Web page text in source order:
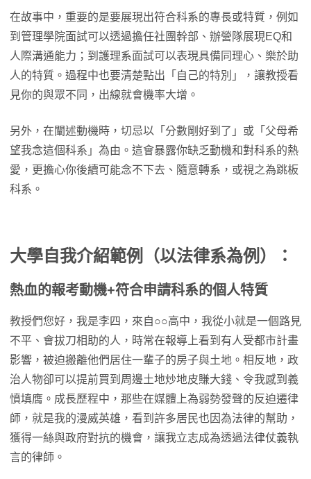
在故事中，重要的是要展現出符合科系的專長或特質，例如
到管理學院面試可以透過擔任社團幹部、辦營隊展現EQ和
人際溝通能力；到護理系面試可以表現具備同理心、樂於助
人的特質。過程中也要清楚點出「自己的特別」，讓教授看
見你的與眾不同，出線就會機率大增。
另外，在闡述動機時，切忌以「分數剛好到了」或「父母希
望我念這個科系」為由。這會暴露你缺乏動機和對科系的熱
愛，更擔心你後續可能念不下去、隨意轉系，或視之為跳板
科系。
大學自我介紹範例（以法律系為例）：
熱血的報考動機+符合申請科系的個人特質
教授們您好，我是李四，來自○○高中，我從小就是一個路見
不平、會拔刀相助的人，時常在報導上看到有人受都市計畫
影響，被迫搬離他們居住一輩子的房子與土地。相反地，政
治人物卻可以提前買到周邊土地炒地皮賺大錢、令我感到義
憤填膺。成長歷程中，那些在媒體上為弱勢發聲的反迫遷律
師，就是我的漫威英雄，看到許多居民也因為法律的幫助，
獲得一絲與政府對抗的機會，讓我立志成為透過法律仗義執
言的律師。